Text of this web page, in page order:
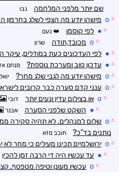
שם יותר מלפני המלחמה
נבו
☼
o מישהו יודע מה הצפי לשלג בחרמון
☼
● לפי קוסמו נעם
☼
o מכובד,תודה שרון
☼
● לפי העדכונים כעת במודלים,
☼
● עדכון טוב ומערכת נוספת? מנחם
☼
o מישהו יודע מה לגבי שלג מחר? יואל
☼
o ענני קדם סערה כבר קרובים
☼
o או בצילום עדין ונעים יותר דובי
☼
● השקט שלפני הסערה אבנר
☼
o שלום למנהלים. לא תהיה סקירה
נותנים בד"כ?
חובב מזא
☼
o ירושלמיים תכינו מעילים כי מחר לא
☼
● עד עכשיו היה די הרבה זמן להכין
☼
o עכשיו מעונן וטיפה מטפטף.